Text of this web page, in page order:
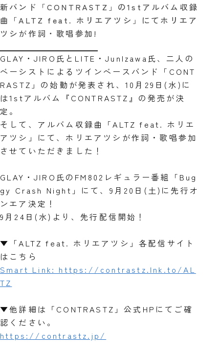
新バンド「CONTRASTZ」の1stアルバム収録
曲「ALTZ feat. ホリエアツシ」にてホリエア
ツシが作詞・歌唱参加!
GLAY・JIRO氏とLITE・JunIzawa氏、二人の
ベーシストによるツインベースバンド「CONT
RASTZ」の始動が発表され、10月29日(水)に
は1stアルバム『CONTRASTZ』の発売が決
定。
そして、アルバム収録曲「ALTZ feat. ホリエ
アツシ」にて、ホリエアツシが作詞・歌唱参加
させていただきました！
GLAY・JIRO氏のFM802レギュラー番組「Bug
gy Crash Night」にて、9月20日(土)に先行オ
ンエア決定！
9月24日(水)より、先行配信開始！
▼「ALTZ feat. ホリエアツシ」各配信サイト
はこちら
Smart Link: https://contrastz.lnk.to/AL
TZ
▼他詳細は「CONTRASTZ」公式HPにてご確
認ください。
https://contrastz.jp/